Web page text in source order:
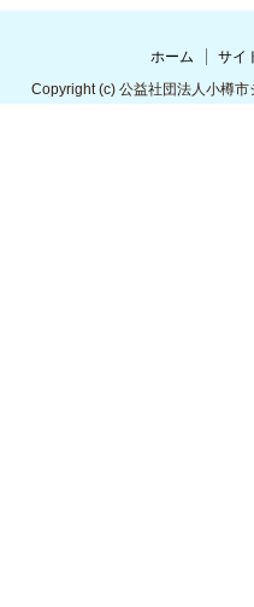
ホーム
サイ
Copyright(c) 公益社団法人小樽市